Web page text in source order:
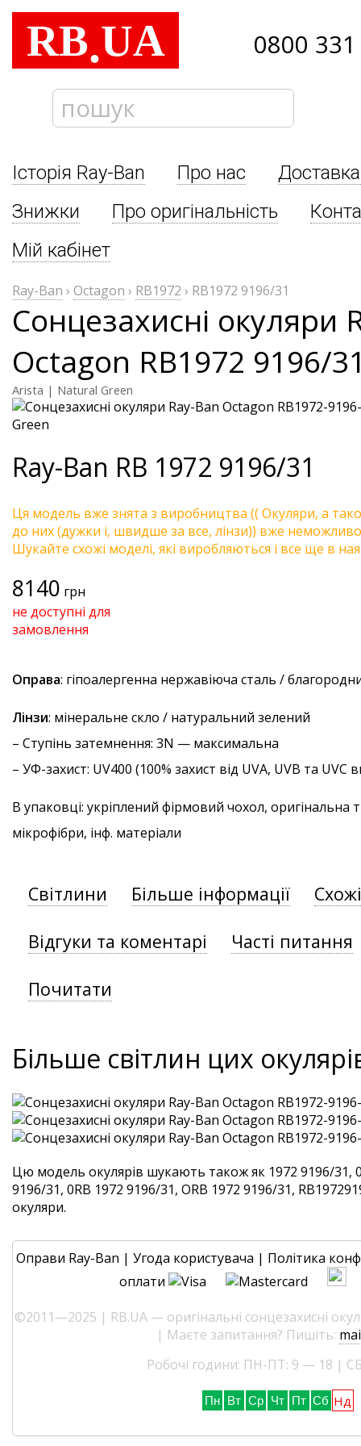
RB.UA 0800
Історія Ray-Ban Про нас
Знижки
Про оригінальність
Мій кабінет
Ray-Ban › Octagon › RB1972 › RB1972 9196/31
Сонцезахисні окуляри
Octagon RB1972 9196/
Arista | Natural Green
Ray-Ban RB 1972 9196/31
Ця модель вже знята з виробництва (( Окуляри, а
до них (дужки і, швидше за все, лінзи)) вже неможливо
Шукайте схожі моделі, які виробляються і все ще в
8140 грн
не доступні для
замовлення
Оправа: гіпоалергенна нержавіюча сталь /
Лінзи: мінеральне скло / натуральний зелений
– Ступінь затемнення: 3N — максимальна
– УФ-захист: UV400 (100% захист від UVA, UVB та
В упаковці: укріплений фірмовий чохол, оригінальна
мікрофібри, інф. матеріали
Світлини Більше інформації
Відгуки та коментарі Часті питання
Почитати
Більше світлин цих
Цю модель окулярів шукають також як 1972 9196/31,
9196/31, 0RB 1972 9196/31, ORB 1972 9196/31,
окуляри.
Оправи Ray-Ban | Угода користувача | Політика
оплати
©2011—2025 | RB.UA — оригінальні сонцезахисні
| Маєте запитання? Пишіть:
Робочі години: ПН-ПТ: 9 — 18 |
Пн Вт Ср Чт Пт Сб Нд